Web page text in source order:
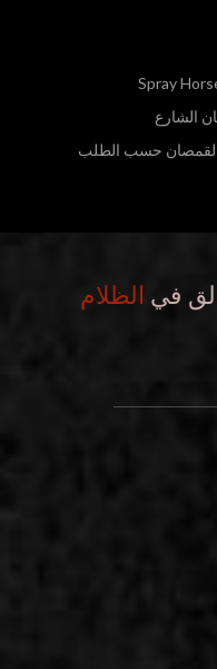
الشارع
حسب الطلب
في الظلام